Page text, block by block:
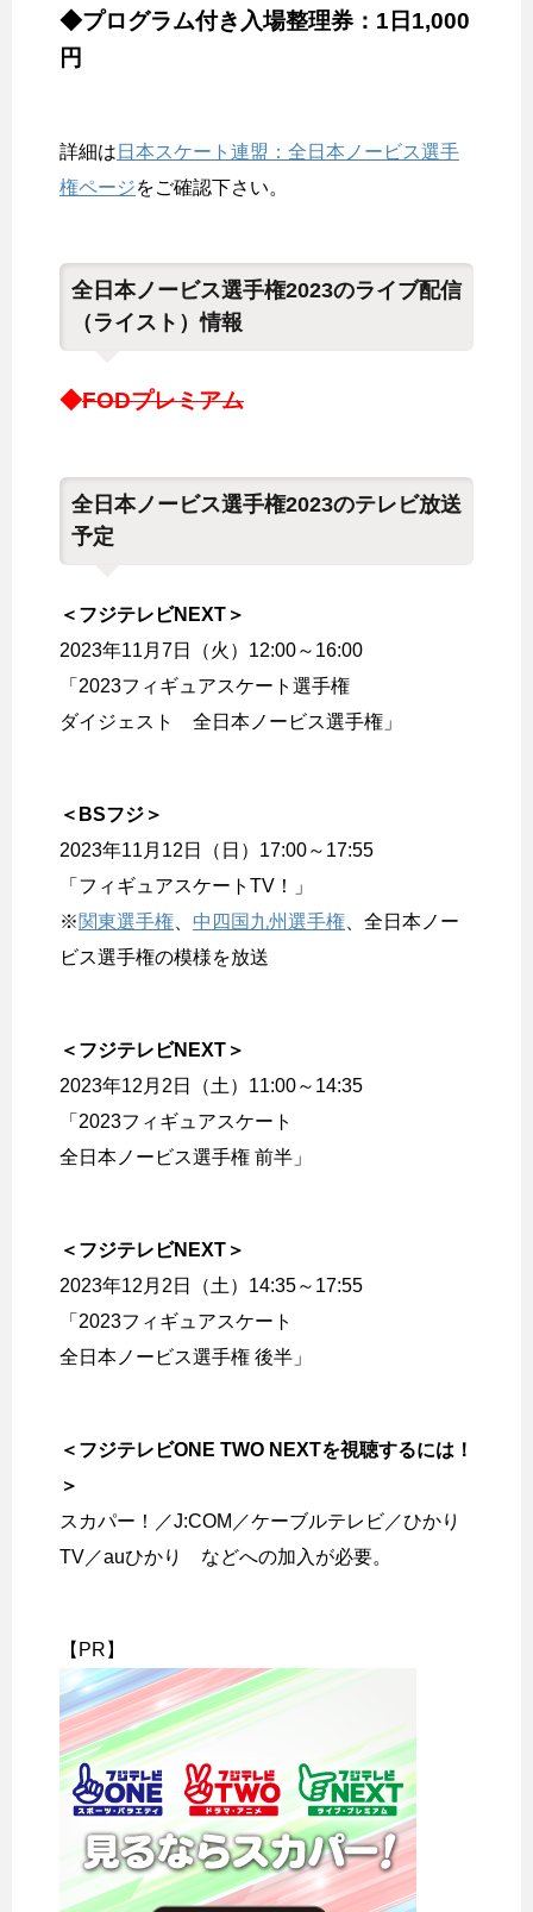
◆プログラム付き入場整理券：1日1,000
円
詳細は 日本スケート連盟：全日本ノービス選手
権ページをご確認下さい。
全日本ノービス選手権2023のライブ配信
（ライスト）情報
◆FODプレミアム
全日本ノービス選手権2023のテレビ放送
予定
＜フジテレビNEXT＞
2023年11月7日（火）12:00～16:00
「2023フィギュアスケート選手権
ダイジェスト 全日本ノービス選手権」
＜BSフジ＞
2023年11月12日（日）17:00～17:55
「フィギュアスケートTV！」
※関東選手権 中四国九州選手権 、全日本ノー
ビス選手権の模様を放送
＜フジテレビNEXT＞
2023年12月2日（土）11:00～14:35
「2023フィギュアスケート
全日本ノービス選手権 前半」
＜フジテレビNEXT＞
2023年12月2日（土）14:35～17:55
「2023フィギュアスケート
全日本ノービス選手権 後半」
＜フジテレビONE TWO NEXTを視聴するには！
＞
スカパー！／J:COM／ケーブルテレビ／ひかり
TV／auひかり などへの加入が必要。
【PR】